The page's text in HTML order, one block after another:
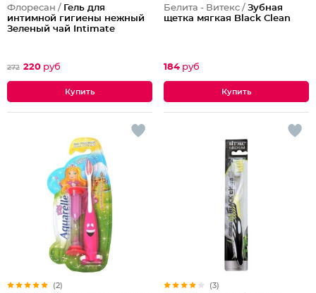
Флоресан / Гель для
интимной гигиены нежный
Зеленый чай Intimate
272 220 руб
Белита - Витекс / Зубная
щетка мягкая Black Clean
184 руб
(2) (3)